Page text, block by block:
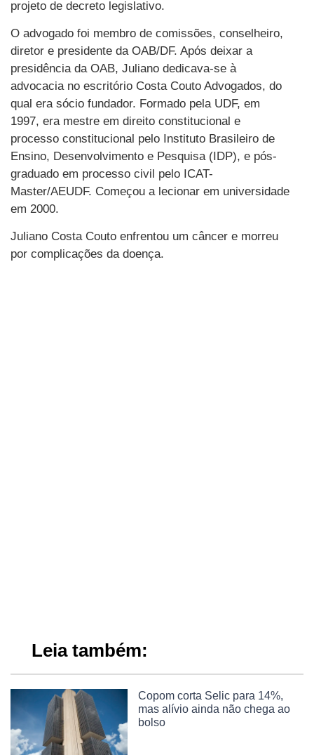
projeto de decreto legislativo.
O advogado foi membro de comissões, conselheiro,
diretor e presidente da OAB/DF. Após deixar a
presidência da OAB, Juliano dedicava-se à
advocacia no escritório Costa Couto Advogados, do
qual era sócio fundador. Formado pela UDF, em
1997, era mestre em direito constitucional e
processo constitucional pelo Instituto Brasileiro de
Ensino, Desenvolvimento e Pesquisa (IDP), e pós-
graduado em processo civil pelo ICAT-
Master/AEUDF. Começou a lecionar em universidade
em 2000.
Juliano Costa Couto enfrentou um câncer e morreu
por complicações da doença.
Leia também:
Copom corta Selic para 14%,
mas alívio ainda não chega ao
bolso